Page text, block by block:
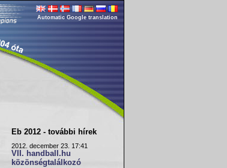
Automatic Google translation
Eb 2012 - további hírek
2012. december 23. 17:41
VII. handball.hu
közönségtalálkozó